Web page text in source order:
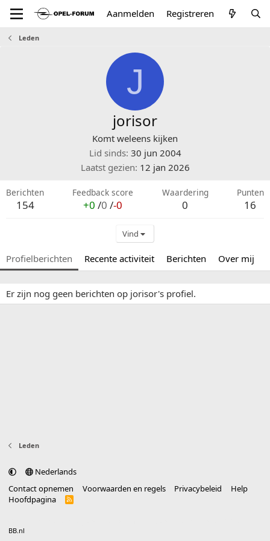
Aanmelden Registreren
Leden
J
jorisor
Komt weleens kijken
Lid sinds 30 jun 2004
Laatst gezien 12 jan 2026
Berichten
154
Feedback score
+0 /0 /-0
Waardering
0
Punten
16
Vind
Profielberichten Recente activiteit Berichten Over mij
Er zijn nog geen berichten op jorisor's profiel.
Leden
Nederlands
Contact opnemen
Voorwaarden en regels Privacybeleid
Help
Hoofdpagina
R
BB.nl